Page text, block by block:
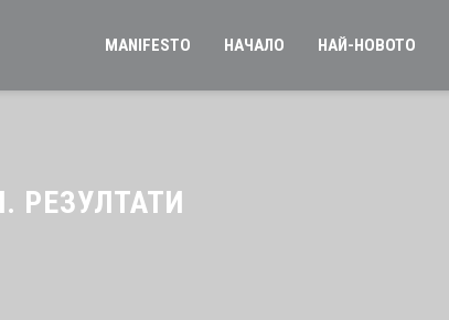
MANIFESTO НАЧАЛО НАЙ-НОВОТО
РЕЗУЛТАТИ